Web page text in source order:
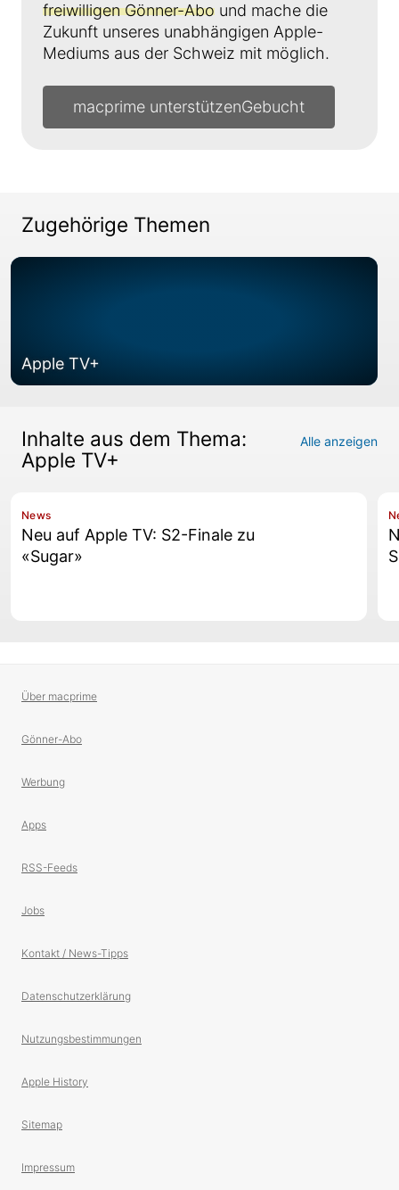
freiwilligen Gönner-Abo und mache die
Zukunft unseres unabhängigen Apple-
Mediums aus der Schweiz mit möglich.
macprime unterstützen
Zugehörige Themen
Apple TV+
Inhalte aus dem Thema:
Apple TV+
Alle anzeigen
News
Neu auf Apple TV: S2-Finale zu
«Sugar»
Über macprime
Gönner-Abo
Werbung
Apps
RSS-Feeds
Jobs
Kontakt / News-Tipps
Datenschutzerklärung
Nutzungsbestimmungen
Apple History
Sitemap
Impressum